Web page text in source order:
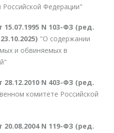
Федерации"
N 103-ФЗ (ред.
"О содержании
и обвиняемых в
N 403-ФЗ (ред.
комитете Российской
N 119-ФЗ (ред.